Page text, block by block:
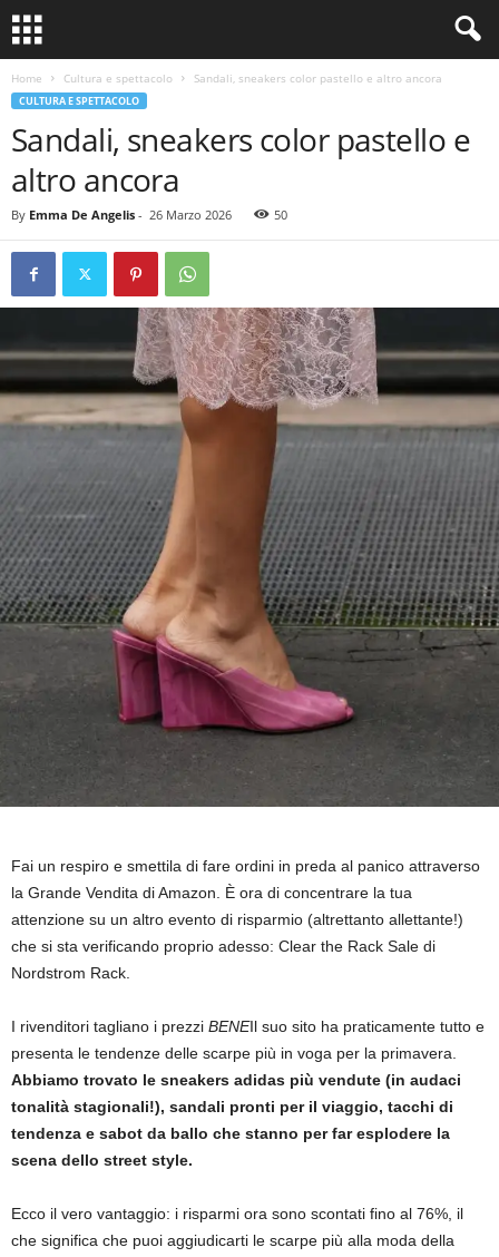
Home Cultura e spettacolo Sandali, sneakers color pastello e altro ancora
CULTURA E SPETTACOLO
Sandali, sneakers color pastello e
altro ancora
By Emma De Angelis - 26 Marzo 2026 50
Fai un respiro e smettila di fare ordini in preda al panico attraverso
la Grande Vendita di Amazon. È ora di concentrare la tua
attenzione su un altro evento di risparmio (altrettanto allettante!)
che si sta verificando proprio adesso: Clear the Rack Sale di
Nordstrom Rack.
I rivenditori tagliano i prezzi BENEIl suo sito ha praticamente tutto e
presenta le tendenze delle scarpe più in voga per la primavera.
Abbiamo trovato le sneakers adidas più vendute (in audaci
tonalità stagionali!), sandali pronti per il viaggio, tacchi di
tendenza e sabot da ballo che stanno per far esplodere la
scena dello street style.
Ecco il vero vantaggio: i risparmi ora sono scontati fino al 76%, il
che significa che puoi aggiudicarti le scarpe più alla moda della